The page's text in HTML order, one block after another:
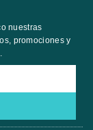
nuestras
promociones y